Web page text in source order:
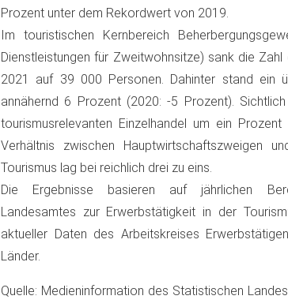
Prozent unter dem Rekordwert von 2019.
Im touristischen Kernbereich
Dienstleistungen für Zweitwohnsitze) sank die
2021 auf 39 000 Personen. Dahinter stand ein
annähernd 6 Prozent (2020: -5 Prozent).
tourismusrelevanten Einzelhandel um ein
Verhältnis zwischen Hauptwirtschaftszweigen
Tourismus lag bei reichlich drei zu eins.
Die Ergebnisse basieren auf jährlichen
Landesamtes zur Erwerbstätigkeit in der
aktueller Daten des Arbeitskreises
Länder.
Quelle: Medieninformation des Statistischen